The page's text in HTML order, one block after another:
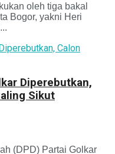
oleh tiga bakal
Bogor, yakni Heri
Diperebutkan,
Sikut
(DPD) Partai Golkar